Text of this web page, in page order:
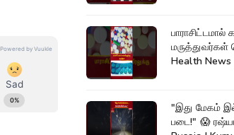
Health News
"இது மேகம்
படை!" 😱